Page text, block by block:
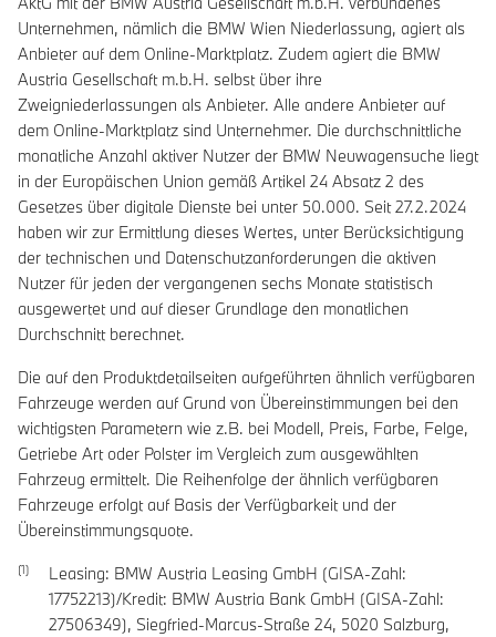
Unternehmen, nämlich die BMW Wien Niederlassung, agiert als
Anbieter auf dem Online-Marktplatz. Zudem agiert die BMW
Austria Gesellschaft m.b.H. selbst über ihre
Zweigniederlassungen als Anbieter. Alle andere Anbieter auf
dem Online-Marktplatz sind Unternehmer. Die durchschnittliche
monatliche Anzahl aktiver Nutzer der BMW Neuwagensuche liegt
in der Europäischen Union gemäß Artikel 24 Absatz 2 des
Gesetzes über digitale Dienste bei unter 50.000. Seit 27.2.2024
haben wir zur Ermittlung dieses Wertes, unter Berücksichtigung
der technischen und Datenschutzanforderungen die aktiven
Nutzer für jeden der vergangenen sechs Monate statistisch
ausgewertet und auf dieser Grundlage den monatlichen
Durchschnitt berechnet.
Die auf den Produktdetailseiten aufgeführten ähnlich verfügbaren
Fahrzeuge werden auf Grund von Übereinstimmungen bei den
wichtigsten Parametern wie z.B. bei Modell, Preis, Farbe, Felge,
Getriebe Art oder Polster im Vergleich zum ausgewählten
Fahrzeug ermittelt. Die Reihenfolge der ähnlich verfügbaren
Fahrzeuge erfolgt auf Basis der Verfügbarkeit und der
Übereinstimmungsquote.
Leasing: BMW Austria Leasing GmbH (GISA-Zahl:
17752213)/Kredit: BMW Austria Bank GmbH (GISA-Zahl:
27506349), Siegfried-Marcus-Straße 24, 5020 Salzburg,